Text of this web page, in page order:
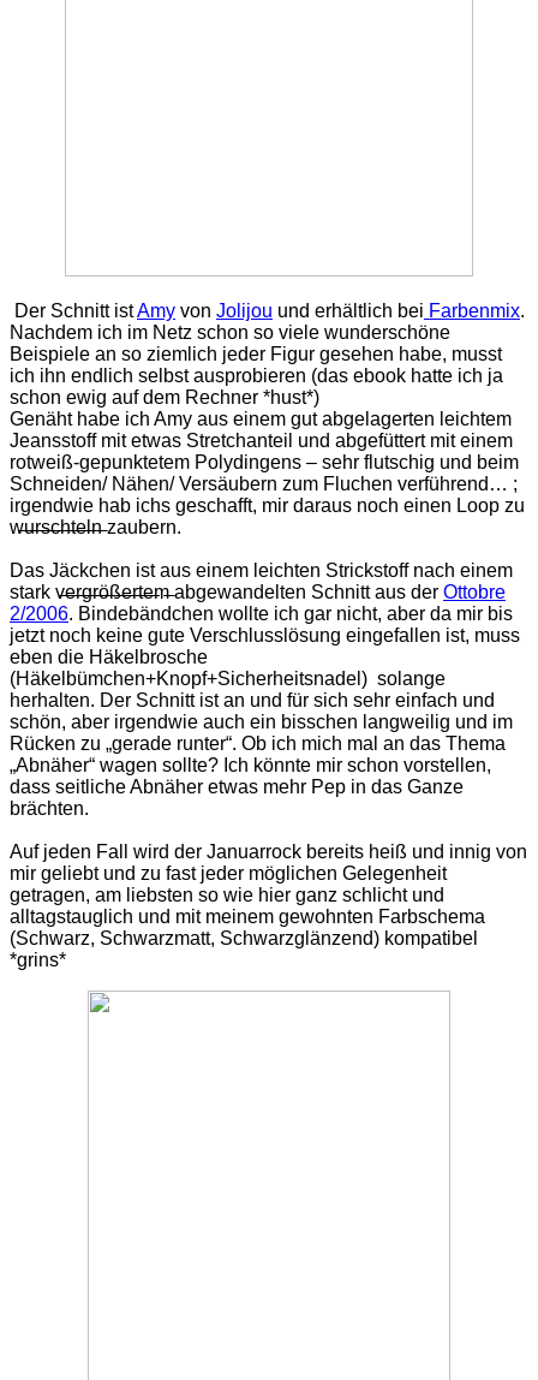
Der Schnitt istAmy von Jolijou und erhältlich bei Farbenmix.
Nachdem ich im Netz schon so viele wunderschöne
Beispiele an so ziemlich jeder Figur gesehen habe, musst
ich ihn endlich selbst ausprobieren (das ebook hatte ich ja
schon ewig auf dem Rechner *hust*)
Genäht habe ich Amy aus einem gut abgelagerten leichtem
Jeansstoff mit etwas Stretchanteil und abgefüttert mit einem
rotweiß-gepunktetem Polydingens – sehr flutschig und beim
Schneiden/ Nähen/ Versäubern zum Fluchen verführend… ;
irgendwie hab ichs geschafft, mir daraus noch einen Loop zu
w̶̶u̶̶r̶̶s̶̶c̶̶h̶̶t̶̶e̶̶l̶̶n̶ zaubern.
Das Jäckchen ist aus einem leichten Strickstoff nach einem
stark v̶̶e̶̶r̶̶g̶̶r̶̶ö̶̶ß̶̶e̶̶r̶̶t̶̶e̶̶m̶ abgewandelten Schnitt aus der Ottobre
2/2006. Bindebändchen wollte ich gar nicht, aber da mir bis
jetzt noch keine gute Verschlusslösung eingefallen ist, muss
eben die Häkelbrosche
(Häkelbümchen+Knopf+Sicherheitsnadel) solange
herhalten. Der Schnitt ist an und für sich sehr einfach und
schön, aber irgendwie auch ein bisschen langweilig und im
Rücken zu „gerade runter“. Ob ich mich mal an das Thema
„Abnäher“ wagen sollte? Ich könnte mir schon vorstellen,
dass seitliche Abnäher etwas mehr Pep in das Ganze
brächten.
Auf jeden Fall wird der Januarrock bereits heiß und innig von
mir geliebt und zu fast jeder möglichen Gelegenheit
getragen, am liebsten so wie hier ganz schlicht und
alltagstauglich und mit meinem gewohnten Farbschema
(Schwarz, Schwarzmatt, Schwarzglänzend) kompatibel
*grins*